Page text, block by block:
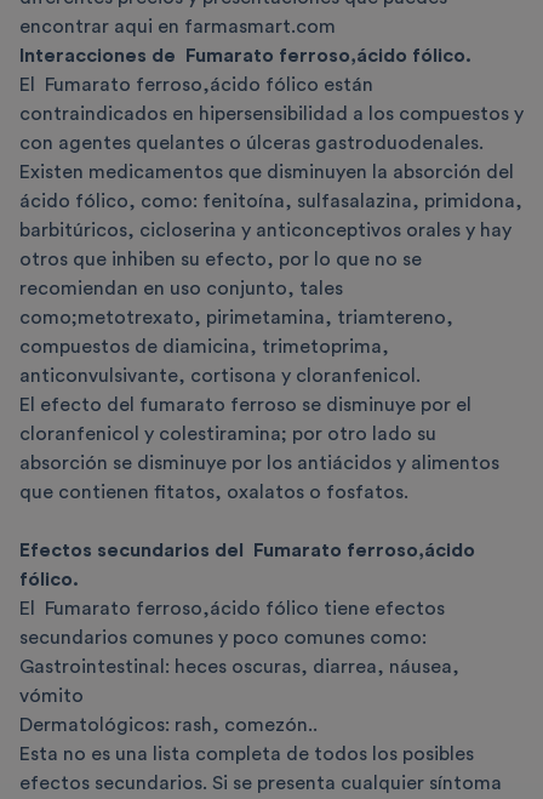
encontrar aqui en farmasmart.com
Interacciones de
Fumarato ferroso,ácido fólico.
El
Fumarato ferroso,ácido fólico están
contraindicados en hipersensibilidad a los compuestos y
con agentes quelantes o úlceras gastroduodenales.
Existen medicamentos que disminuyen la absorción del
ácido fólico, como: fenitoína, sulfasalazina, primidona,
barbitúricos, cicloserina y anticonceptivos orales y hay
otros que inhiben su efecto, por lo que no se
recomiendan en uso conjunto, tales
como;metotrexato, pirimetamina, triamtereno,
compuestos de diamicina, trimetoprima,
anticonvulsivante, cortisona y cloranfenicol.
El efecto del fumarato ferroso se disminuye por el
cloranfenicol y colestiramina; por otro lado su
absorción se disminuye por los antiácidos y alimentos
que contienen fitatos, oxalatos o fosfatos.
Efectos secundarios del
Fumarato ferroso,ácido
fólico.
El
Fumarato ferroso,ácido fólico tiene efectos
secundarios comunes y poco comunes como:
Gastrointestinal: heces oscuras, diarrea, náusea,
vómito
Dermatológicos: rash, comezón..
Esta no es una lista completa de todos los posibles
efectos secundarios. Si se presenta cualquier síntoma